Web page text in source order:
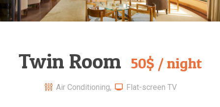
Twin Room 50$ / night
Air Conditioning, Flat-screen TV